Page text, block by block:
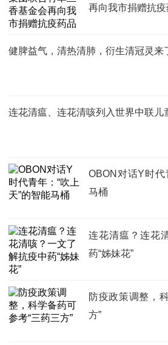
再向我市捐赠抗疫
健脾益气，清热清肺，衍生清冠灵来
连花清瘟、连花清咳列入世界中联儿
OBON对话Y时代
马桶
连花清瘟？连花
药“姊妹花”
防疫政策调整，
方”